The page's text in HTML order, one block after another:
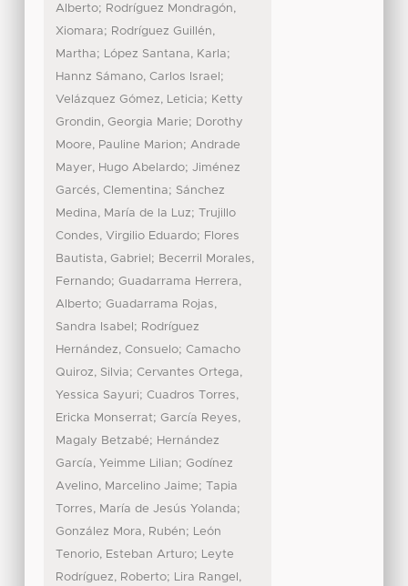
Alberto; Rodríguez Mondragón,
Xiomara; Rodríguez Guillén,
Martha; López Santana, Karla;
Hannz Sámano, Carlos Israel ;
Velázquez Gómez, Leticia; Ketty
Grondin, Georgia Marie; Dorothy
Moore, Pauline Marion; Andrade
Mayer, Hugo Abelardo; Jiménez
Garcés, Clementina; Sánchez
Medina, María de la Luz; Trujillo
Condes, Virgilio Eduardo; Flores
Bautista, Gabriel ; Becerril Morales,
Fernando; Guadarrama Herrera,
Alberto; Guadarrama Rojas,
Sandra Isabel ; Rodríguez
Hernández, Consuelo; Camacho
Quiroz, Silvia; Cervantes Ortega,
Yessica Sayuri; Cuadros Torres,
Ericka Monserrat; García Reyes,
Magaly Betzabé; Hernández
García, Yeimme Lilian; Godínez
Avelino, Marcelino Jaime; Tapia
Torres, María de Jesús Yolanda;
González Mora, Rubén; León
Tenorio, Esteban Arturo; Leyte
Rodríguez, Roberto; Lira Rangel,